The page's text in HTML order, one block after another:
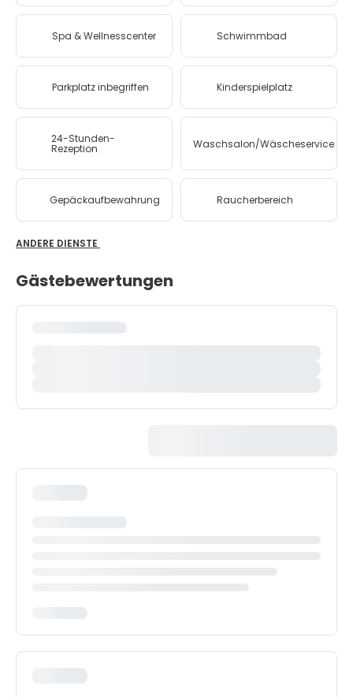
Spa & Wellnesscenter Schwimmbad
Parkplatz inbegriffen Kinderspielplatz
24-Stunden-
Rezeption Waschsalon/Wäscheservice
Gepäckaufbewahrung Raucherbereich
ANDERE DIENSTE
Gästebewertungen